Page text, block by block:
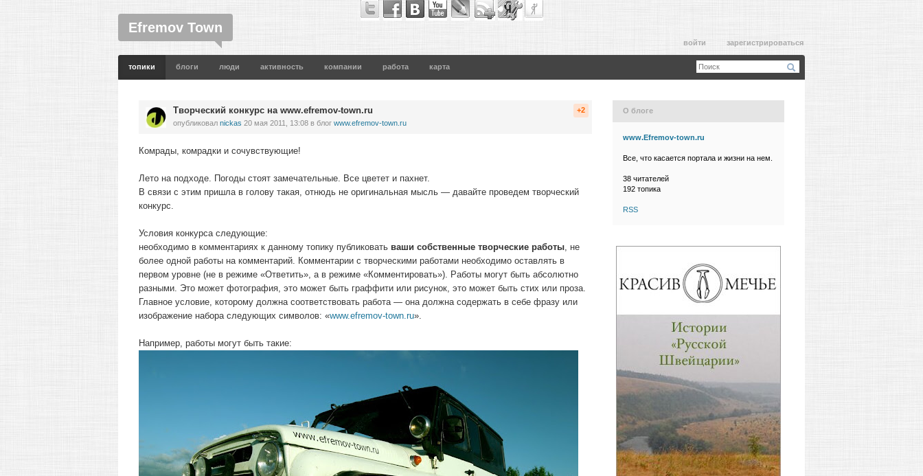
Efremov Town
войти зарегистрироваться
топики блоги люди активность компании работа карта
Творческий конкурс на www.efremov-town.ru
опубликовал nickas 20 мая 2011, 13:08 в блог www.efremov-town.ru
+2
Комрады, комрадки и сочувствующие!
Лето на подходе. Погоды стоят замечательные. Все цветет и пахнет.
В связи с этим пришла в голову такая, отнюдь не оригинальная мысль — давайте проведем творческий
конкурс.
Условия конкурса следующие:
необходимо в комментариях к данному топику публиковать ваши собственные творческие работы, не
более одной работы на комментарий. Комментарии с творческими работами необходимо оставлять в
первом уровне (не в режиме «Ответить», а в режиме «Комментировать»). Работы могут быть абсолютно
разными. Это может фотография, это может быть граффити или рисунок, это может быть стих или проза.
Главное условие, которому должна соответствовать работа — она должна содержать в себе фразу или
изображение набора следующих символов: «www.efremov-town.ru».
Например, работы могут быть такие:
О блоге
www.Efremov-town.ru
Все, что касается портала и жизни на нем.
38 читателей
192 топика
RSS